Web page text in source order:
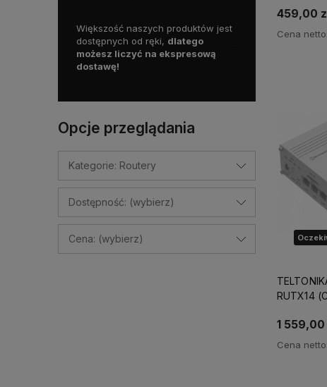
Większość naszych produktów jest
dostępnych od ręki, dlatego
możesz liczyć na ekspresową
dostawę!
Skorzystaj z
350 zł!
Opcje przeglądania
Kategorie: Routery
Dostępność: (wybierz)
Cena: (wybierz)
459,00
Cena netto:
RUTX14
1 559,00
Cena netto: